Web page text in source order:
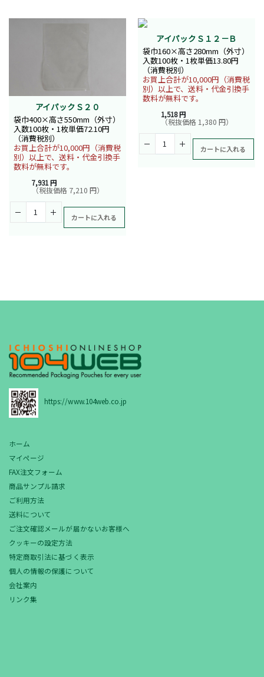
アイパックＳ２０
袋巾400×高さ550mm（外寸）
入数100枚・1枚単価72.10円
（消費税別）
お買上合計が10,000円（消費税
別）以上で、送料・代金引換手
数料が無料です。
7,931 円
（税抜価格 7,210 円）
カートに入れる
アイパックＳ１２－Ｂ
袋巾160×高さ280mm（外寸）
入数100枚・1枚単価13.80円
（消費税別）
お買上合計が10,000円（消費税
別）以上で、送料・代金引換手
数料が無料です。
1,518 円
（税抜価格 1,380 円）
カートに入れる
https://www.104web.co.jp
ホーム
マイページ
FAX注文フォーム
商品サンプル請求
ご利用方法
送料について
ご注文確認メールが届かないお客様へ
クッキーの設定方法
特定商取引法に基づく表示
個人の情報の保護について
会社案内
リンク集